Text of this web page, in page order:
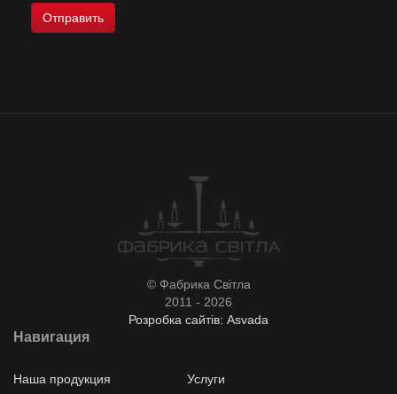
© Фабрика Світла
2011 - 2026
Розробка сайтів: Asvada
Навигация
Наша продукция Услуги